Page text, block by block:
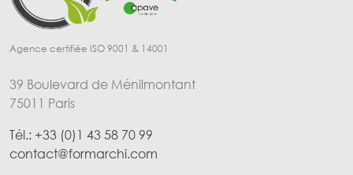
Agence certifiée ISO 9001 & 14001
39 Boulevard de Ménilmontant
75011 Paris
Tél.: +33 (0)1 43 58 70 99
contact@formarchi.com